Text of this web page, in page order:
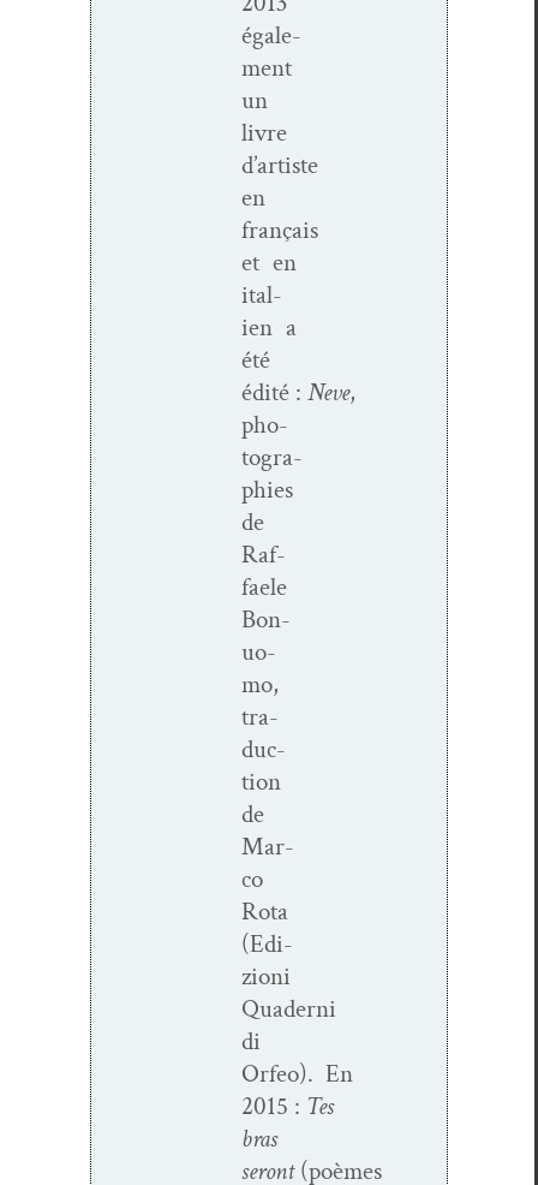
égale­
ment
un
livre
d’artiste
en
français
et en
ital­
ien a
été
édité : Neve,
pho­
togra­
phies
de
Raf­
faele
Bon­
uo­
mo,
tra­
duc­
tion
de
Mar­
co
Rota
(Edi­
zioni
Quaderni
di
Orfeo). En
2015 : Tes
bras
seront(poèmes